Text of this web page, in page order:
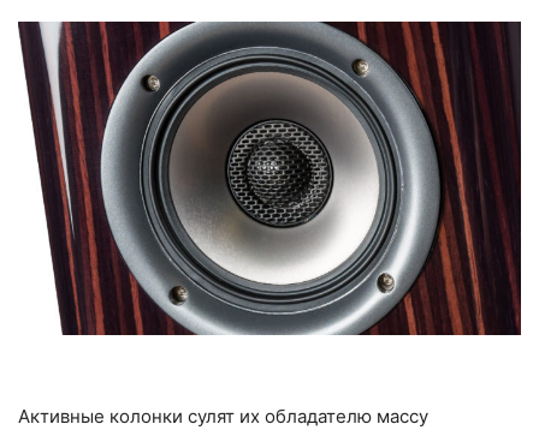
Активные колонки сулят их обладателю массу